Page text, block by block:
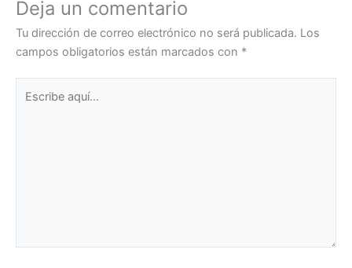
Deja un comentario
Tu dirección de correo electrónico no será publicada. Los
campos obligatorios están marcados con *